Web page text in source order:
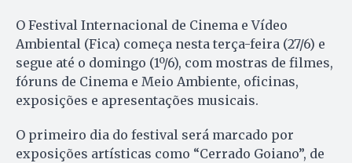
O Festival Internacional de Cinema e Vídeo
Ambiental (Fica) começa nesta terça-feira (27/6) e
segue até o domingo (1º/6), com mostras de filmes,
fóruns de Cinema e Meio Ambiente, oficinas,
exposições e apresentações musicais.
O primeiro dia do festival será marcado por
exposições artísticas como “Cerrado Goiano”, de